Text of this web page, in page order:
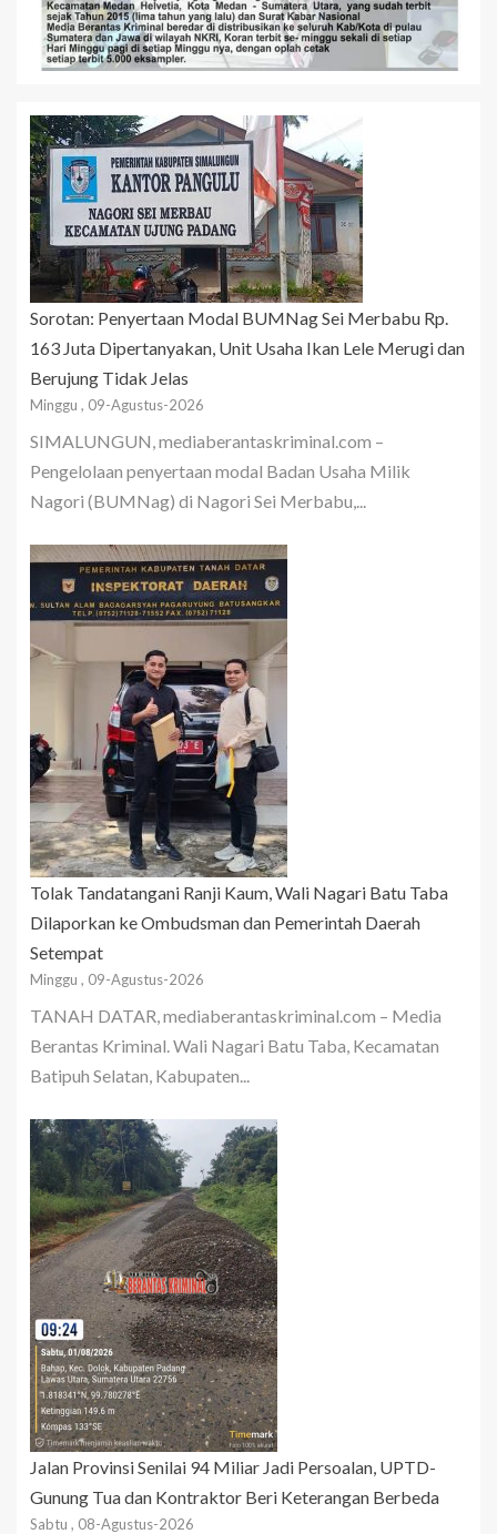
Sorotan: Penyertaan Modal BUMNag Sei Merbabu Rp.
163 Juta Dipertanyakan, Unit Usaha Ikan Lele Merugi dan
Berujung Tidak Jelas
Minggu , 09-Agustus-2026
SIMALUNGUN, mediaberantaskriminal.com –
Pengelolaan penyertaan modal Badan Usaha Milik
Nagori (BUMNag) di Nagori Sei Merbabu,...
Tolak Tandatangani Ranji Kaum, Wali Nagari Batu Taba
Dilaporkan ke Ombudsman dan Pemerintah Daerah
Setempat
Minggu , 09-Agustus-2026
TANAH DATAR, mediaberantaskriminal.com – Media
Berantas Kriminal. Wali Nagari Batu Taba, Kecamatan
Batipuh Selatan, Kabupaten...
Jalan Provinsi Senilai 94 Miliar Jadi Persoalan, UPTD-
Gunung Tua dan Kontraktor Beri Keterangan Berbeda
Sabtu , 08-Agustus-2026